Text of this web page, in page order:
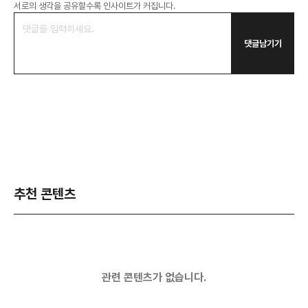
서로의 생각을 공유할수록 인사이트가 커집니다.
댓글남기기
추천 콘텐츠
관련 콘텐츠가 없습니다.